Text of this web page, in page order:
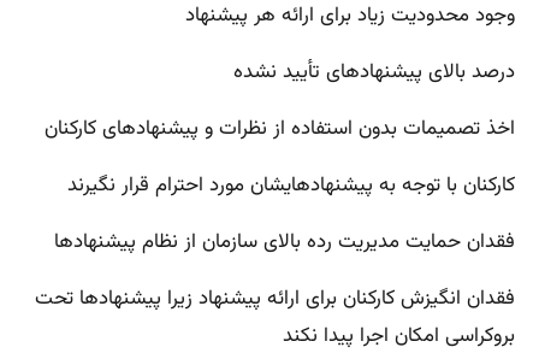
وجود محدودیت زیاد برای ارائه هر پیشنهاد
درصد بالای پیشنهادهای تأیید نشده
اخذ تصمیمات بدون استفاده از نظرات و پیشنهادهای کارکنان
کارکنان با توجه به پیشنهادهایشان مورد احترام قرار نگیرند
فقدان حمایت مدیریت رده بالای سازمان از نظام پیشنهادها
فقدان انگیزش کارکنان برای ارائه پیشنهاد زیرا پیشنهادها تحت
بروکراسی امکان اجرا پیدا نکند